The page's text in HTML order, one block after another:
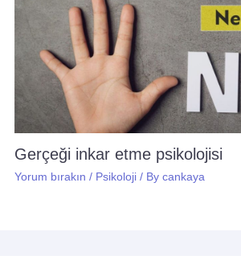
Gerçeği inkar etme psikolojisi
Yorum bırakın / Psikoloji / By cankaya